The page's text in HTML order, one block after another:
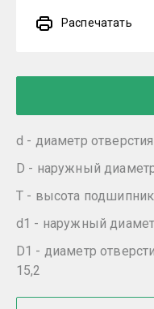
Распечатать
d - диаметр
D - наружный
T - высота
d1 - наружный
D1 - диаметр
15,2